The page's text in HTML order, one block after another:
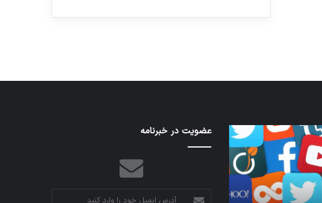
خواب
و
عضویت در خبرنامه
آدرس